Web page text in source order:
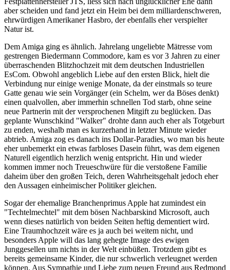
aber scheiden und fand jetzt ein Heim bei dem milliardenschweren,
ehrwürdigen Amerikaner Hasbro, der ebenfalls eher verspielter
Natur ist.
Dem Amiga ging es ähnlich. Jahrelang ungeliebte Mätresse vom
gestrengen Biedermann Commodore, kam es vor 3 Jahren zu einer
überraschenden Blitzhochzeit mit dem deutschen Industriellen
EsCom. Obwohl angeblich Liebe auf den ersten Blick, hielt die
Verbindung nur einige wenige Monate, da der einstmals so teure
Gatte genau wie sein Vorgänger (ein Schelm, wer da Böses denkt)
einen qualvollen, aber immerhin schnellen Tod starb, ohne seine
neue Partnerin mit der versprochenen Mitgift zu beglücken. Das
geplante Wunschkind "Walker" drohte dann auch eher als Totgeburt
zu enden, weshalb man es kurzerhand in letzter Minute wieder
abtrieb. Amiga zog es danach ins Dollar-Paradies, wo man bis heute
eher unbemerkt ein etwas farbloses Dasein führt, was dem eigenen
Naturell eigentlich herzlich wenig entspricht. Hin und wieder
kommen immer noch Treueschwüre für die verstoßene Familie
daheim über den großen Teich, deren Wahrheitsgehalt jedoch eher
den Aussagen einheimischer Politiker gleichen.
Sogar der ehemalige Branchenprimus Apple hat zumindest ein
"Techtelmechtel" mit dem bösen Nachbarskind Microsoft, auch
wenn dieses natürlich von beiden Seiten heftig dementiert wird.
Eine Traumhochzeit wäre es ja auch bei weitem nicht, und
besonders Apple will das lang gehegte Image des ewigen
Junggesellen um nichts in der Welt einbüßen. Trotzdem gibt es
bereits gemeinsame Kinder, die nur schwerlich verleugnet werden
können. Aus Sympathie und Liebe zum neuen Freund aus Redmond